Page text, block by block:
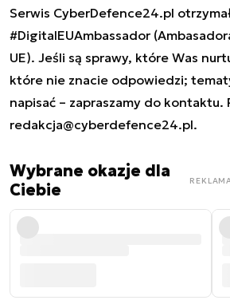
Serwis CyberDefence24.pl
#DigitalEUAmbassador
UE). Jeśli są sprawy, które Was
które nie znacie odpowiedzi;
napisać – zapraszamy do kontaktu.
redakcja@cyberdefence24.pl.
Wybrane okazje dla
Ciebie